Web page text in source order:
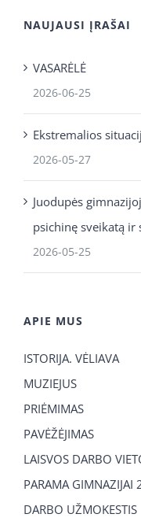
NAUJAUSI ĮRAŠAI
VASARĖLĖ
2026-06-25
Ekstremalios
2026-05-27
Juodupės
psichinę sveikatą
2026-05-25
APIE MUS
ISTORIJA. VĖLIAVA
MUZIEJUS
PRIĖMIMAS
PAVĖŽĖJIMAS
LAISVOS DARBO
PARAMA GIMNAZIJAI
DARBO UŽMOKESTIS